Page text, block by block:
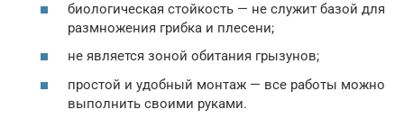
биологическая стойкость — не служит базой для
размножения грибка и плесени;
не является зоной обитания грызунов;
простой и удобный монтаж — все работы можно
выполнить своими руками.